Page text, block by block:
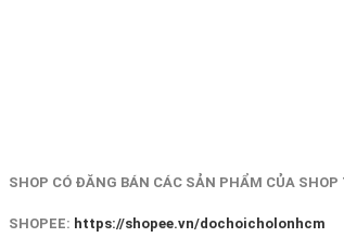
SHOP CÓ ĐĂNG BÁN CÁC SẢN PHẨM CỦA
SHOPEE: https://shopee.vn/dochoicholonhcm